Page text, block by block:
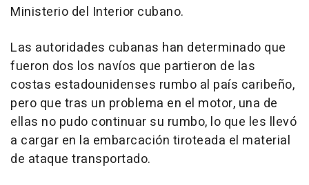
Ministerio del Interior cubano.
Las autoridades cubanas han determinado que
fueron dos los navíos que partieron de las
costas estadounidenses rumbo al país caribeño,
pero que tras un problema en el motor, una de
ellas no pudo continuar su rumbo, lo que les llevó
a cargar en la embarcación tiroteada el material
de ataque transportado.